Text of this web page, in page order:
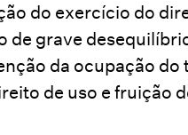
do exercício do
grave
da ocupação
de uso e fruição